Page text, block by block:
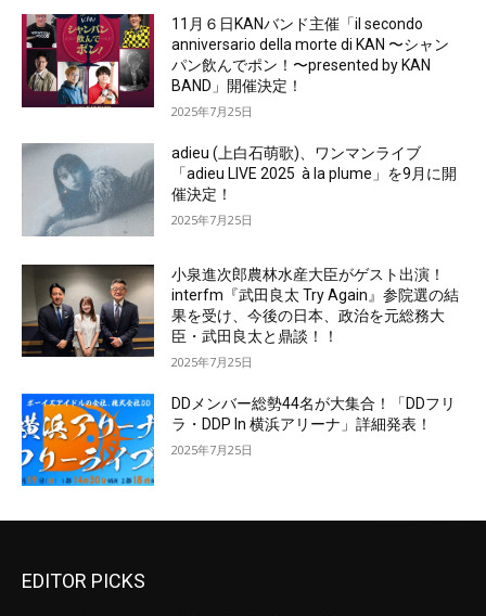
11月６日KANバンド主催「il secondo
anniversario della morte di KAN 〜シャン
パン飲んでポン！〜presented by KAN
BAND」開催決定！
2025年7月25日
adieu (上白石萌歌)、ワンマンライブ
「adieu LIVE 2025 à la plume」を9月に開
催決定！
2025年7月25日
小泉進次郎農林水産大臣がゲスト出演！
interfm『武田良太 Try Again』参院選の結
果を受け、今後の日本、政治を元総務大
臣・武田良太と鼎談！！
2025年7月25日
DDメンバー総勢44名が大集合！「DDフリ
ラ・DDP In 横浜アリーナ」詳細発表！
2025年7月25日
EDITOR PICKS